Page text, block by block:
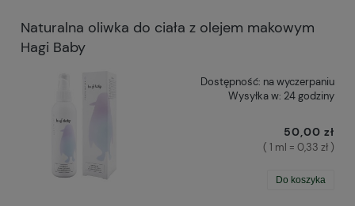
Naturalna oliwka do ciała z olejem makowym
Hagi Baby
Dostępność: na wyczerpaniu
Wysyłka w: 24 godziny
50,00 zł
( 1 ml = 0,33 zł )
Do koszyka